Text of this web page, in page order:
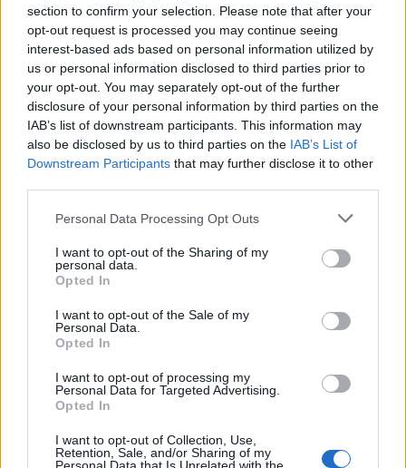
section to confirm your selection. Please note that after your
opt-out request is processed you may continue seeing
interest-based ads based on personal information utilized by
us or personal information disclosed to third parties prior to
your opt-out. You may separately opt-out of the further
disclosure of your personal information by third parties on the
IAB’s list of downstream participants. This information may
also be disclosed by us to third parties on the IAB’s List of
Downstream Participants that may further disclose it to other
Please note that this website/app uses one or more Google
not limited to your visit or usage behaviour. You may click to
grant or deny consent to Google and its third-party tags to
use your data for below specified purposes in below Google
consent section.
Personal Data Processing Opt Outs
I want to opt-out of the Sharing of my
personal data.
Opted In
I want to opt-out of the Sale of my
Personal Data.
Opted In
I want to opt-out of processing my
Personal Data for Targeted Advertising.
Opted In
I want to opt-out of Collection, Use,
Retention, Sale, and/or Sharing of my
ମସୁର ଡାଲିରେ ପାଚନ ଶକ୍ତି ବୃଦ୍ଧି କରୁଥିବା ପୁଷ୍ଟିକର ତତ୍ତ୍ୱ ଭରପୁର
ଥାଏ। ଏଥିରେ ଫାଇବର ଭରପୁର ଥାଏ, ଯାହା ନିୟମିତ ମଳତ୍ୟାଗ
ପାଇଁ ଗୁରୁତ୍ୱପୂର୍ଣ୍ଣ। ଏହି ଫାଇବର ମଳକୁ ଅଧିକ ଓଜନିଆ କରିଥାଏ,
ଯାହା କୋଷ୍ଠକାଠିନ୍ୟକୁ ହ୍ରାସ କରିଥାଏ।
ମସୁର ଡାଲି ମଧ୍ୟ ପେଟର ସ୍ୱାସ୍ଥ୍ୟକୁ ସମର୍ଥନ କରି ଭଲ ପେଟ ଜୀବାଣୁ
ବୃଦ୍ଧି କରିବାରେ ସାହାଯ୍ୟ କରେ। ଭଲ ପାଚନ ପାଇଁ ଏକ ସୁସ୍ଥ ପେଟ
ମାଇକ୍ରୋବାଇଓମ୍ ଜରୁରୀ ଏବଂ ପେଟ ରୋଗକୁ ରୋକିପାରେ।
ଅଧ୍ୟୟନରୁ ଜଣାପଡିଛି ଯେ ମସୁର ଡାଲି ଭଳି ଫାଇବରଯୁକ୍ତ ଖାଦ୍ୟ ଖାଇବା
ଦ୍ୱାରା କୋଲନ କର୍କଟ ହେବାର ଆଶଙ୍କା କମ୍ ହୋଇପାରେ।
ଫାଇବର କେବଳ ନିୟମିତ ଝାଡ଼ା ସଞ୍ଚାରରେ ସାହାଯ୍ୟ କରିବା ଅପେକ୍ଷା
ଅଧିକ କିଛି କରେ। ଏହା ପୁଷ୍ଟିକର ପଦାର୍ଥ ଶୋଷଣରେ ମଧ୍ୟ ସାହାଯ୍ୟ
କରେ, ଯାହା ଶରୀରକୁ ଖାଦ୍ୟରୁ ସର୍ବାଧିକ ଲାଭ ପ୍ରଦାନ କରେ।
ଆପଣଙ୍କ ଖାଦ୍ୟରେ ଲଙ୍କା ମିଶାଇବା ଆପଣଙ୍କ ପାଚନ ସ୍ୱାସ୍ଥ୍ୟକୁ ବହୁତ
ଦୀର୍ଘସ୍ଥାୟୀ ରୋଗ ବିରୁଦ୍ଧରେ ସୁରକ୍ଷା
ପ୍ରଭାବ
ମସୁର ଡାଲି ଯେକୌଣସି ଖାଦ୍ୟରେ ଏକ ମହାନ ଯୋଗ। ଏହା